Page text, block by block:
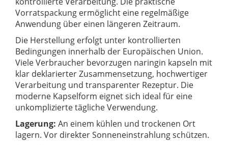
Vorratspackung ermöglicht eine regelmäßige
Anwendung über einen längeren Zeitraum.
Die Herstellung erfolgt unter kontrollierten
Bedingungen innerhalb der Europäischen Union.
Viele Verbraucher bevorzugen naringin kapseln mit
klar deklarierter Zusammensetzung, hochwertiger
Verarbeitung und transparenter Rezeptur. Die
moderne Kapselform eignet sich ideal für eine
unkomplizierte tägliche Verwendung.
Lagerung: An einem kühlen und trockenen Ort
lagern. Vor direkter Sonneneinstrahlung schützen.